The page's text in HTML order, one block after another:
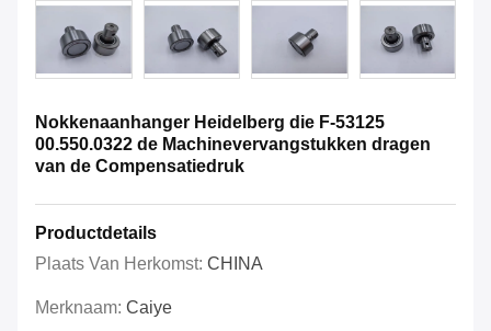
Nokkenaanhanger Heidelberg die F-53125
00.550.0322 de Machinevervangstukken dragen
van de Compensatiedruk
Productdetails
Plaats Van Herkomst: CHINA
Merknaam: Caiye